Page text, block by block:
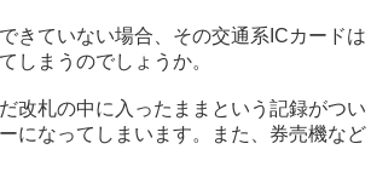
きていない場合、その交通系ICカードは
しまうのでしょうか。
改札の中に入ったままという記録がつい
になってしまいます。また、券売機など